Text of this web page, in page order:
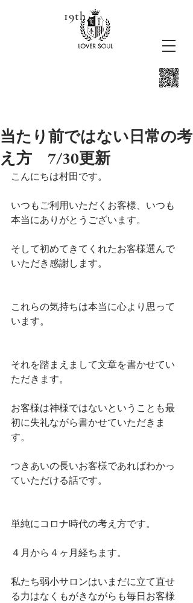
19th
当たり前ではない日常の考
え方 7/30更新
こんにちは村田です。
いつもご利用いただくお客様、いつも
本当にありがとうございます。
そして初めてきてくれたお客様選んで
いただき感謝します。
これらの気持ちは本当に心より思って
います。
それを踏まえまして文章を書かせてい
ただきます。
お客様は神様ではないということも最
初に失礼ながら書かせていただきま
す。
つきあいの長いお客様であればわかっ
ていただける話です。
単純にコロナ時代の考え方です。
４月から４ヶ月経ちます。
私たち弱小サロンはいまだに立て直せ
る力はなくもがきながらも毎日お客様